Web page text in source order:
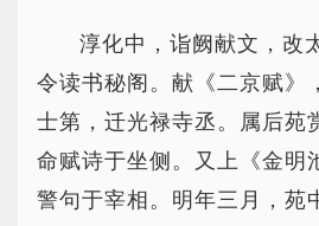
淳化中，诣阙献文，改
令读书秘阁。献《二京赋》
士第，迁光禄寺丞。属后苑
命赋诗于坐侧。又上《金明
警句于宰相。明年三月，苑